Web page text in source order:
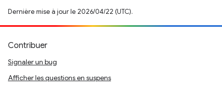
Dernière mise à jour le 2026/04/22 (UTC).
Contribuer
Signaler un bug
Afficher les questions en suspens